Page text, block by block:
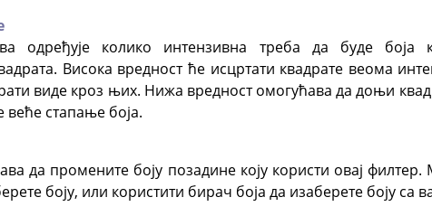
одређује колико интензивна треба да буде боја
Висока вредност ће исцртати квадрате веома
виде кроз њих. Нижа вредност омогућава да доњи
веће стапање боја.
да промените боју позадине коју користи овај филтер.
боју, или користити бирач боја да изаберете боју са